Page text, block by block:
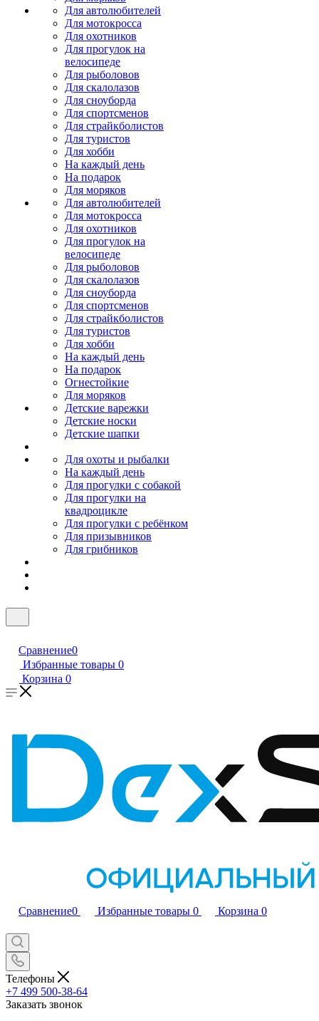
Для автолюбителей
Для мотокросса
Для охотников
Для прогулок на
велосипеде
Для рыболовов
Для скалолазов
Для сноуборда
Для спортсменов
Для страйкболистов
Для туристов
Для хобби
На каждый день
На подарок
Для моряков
Для автолюбителей
Для мотокросса
Для охотников
Для прогулок на
велосипеде
Для рыболовов
Для скалолазов
Для сноуборда
Для спортсменов
Для страйкболистов
Для туристов
Для хобби
На каждый день
На подарок
Огнестойкие
Для моряков
Детские варежки
Детские носки
Детские шапки
Для охоты и рыбалки
На каждый день
Для прогулки с собакой
Для прогулки на
квадроцикле
Для прогулки с ребёнком
Для призывников
Для грибников
Сравнение0
Избранные товары 0
Корзина 0
Сравнение0 Избранные товары 0 Корзина 0
Телефоны
+7 499 500-38-64
Заказать звонок